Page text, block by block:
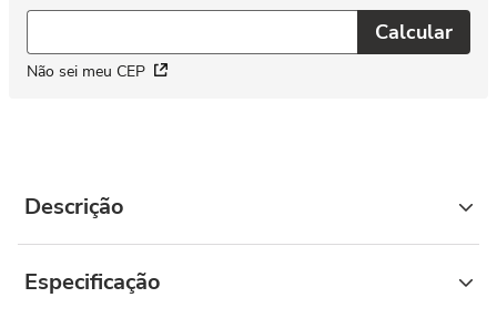
Não sei meu CEP
Descrição
Especificação